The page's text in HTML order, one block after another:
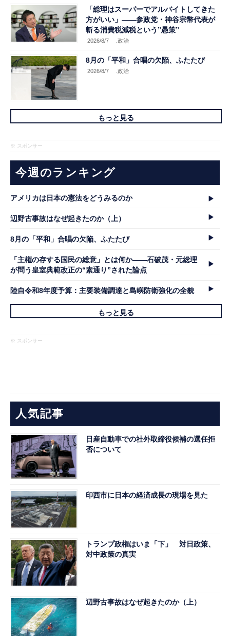
「総理はスーパーでアルバイトしてきた
方がいい」――参政党・神谷宗幣代表が
斬る消費税減税という”愚策”
2026/8/7 .政治
8月の「平和」合唱の欠陥、ふたたび
2026/8/7 .政治
もっと見る
※ スポンサー
今週のランキング
アメリカは日本の憲法をどうみるのか
辺野古事故はなぜ起きたのか（上）
8月の「平和」合唱の欠陥、ふたたび
「主権の存する国民の総意」とは何か――石破茂・元総理
が問う皇室典範改正の“素通り”された論点
陸自令和8年度予算：主要装備調達と島嶼防衛強化の全貌
もっと見る
※ スポンサー
人気記事
日産自動車での社外取締役候補の選任拒
否について
印西市に日本の経済成長の現場を見た
トランプ政権はいま「下」 対日政策、
対中政策の真実
辺野古事故はなぜ起きたのか（上）